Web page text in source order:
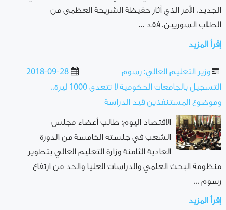
الجديد، الأمر الذي آثار حفيظة الشريحة العظمى من
الطلاب السوريين، فقد ...
إقرأ المزيد
2018-09-28
وزير التعليم العالي: رسوم
التسجيل بالجامعات الحكومية لا تتعدى 1000 ليرة..
وموضوع المستنفذين قيد الدراسة
الاقتصاد اليوم: طالب أعضاء مجلس
الشعب في جلسته الخامسة من الدورة
العادية الثامنة وزارة التعليم العالي بتطوير
منظومة البحث العلمي والدراسات العليا والحد من ارتفاع
رسوم ...
إقرأ المزيد